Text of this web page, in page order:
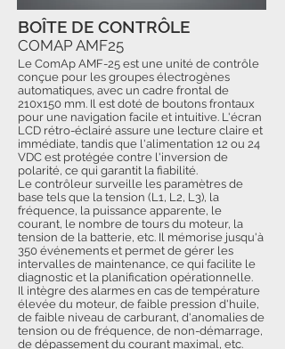
Le ComAp AMF-25 est une unité de contrôle
conçue pour les groupes électrogènes
automatiques, avec un cadre frontal de
210x150 mm. Il est doté de boutons frontaux
pour une navigation facile et intuitive. L'écran
LCD rétro-éclairé assure une lecture claire et
immédiate, tandis que l'alimentation 12 ou 24
VDC est protégée contre l'inversion de
polarité, ce qui garantit la fiabilité.
Le contrôleur surveille les paramètres de
base tels que la tension (L1, L2, L3), la
fréquence, la puissance apparente, le
courant, le nombre de tours du moteur, la
tension de la batterie, etc. Il mémorise jusqu'à
350 événements et permet de gérer les
intervalles de maintenance, ce qui facilite le
diagnostic et la planification opérationnelle.
Il intègre des alarmes en cas de température
élevée du moteur, de faible pression d'huile,
de faible niveau de carburant, d'anomalies de
tension ou de fréquence, de non-démarrage,
de dépassement du courant maximal, etc.
BOÎTE DE CONTRÔLE
COMAP AMF25